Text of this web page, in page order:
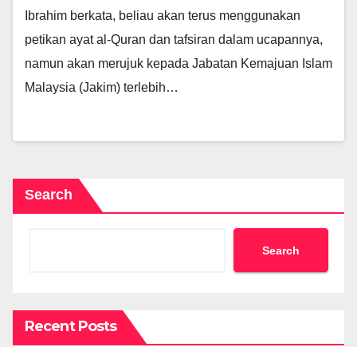
Ibrahim berkata, beliau akan terus menggunakan
petikan ayat al-Quran dan tafsiran dalam ucapannya,
namun akan merujuk kepada Jabatan Kemajuan Islam
Malaysia (Jakim) terlebih…
Search
Search
Recent Posts